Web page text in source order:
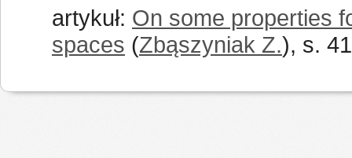
artykuł: On some properties
spaces (Zbąszyniak Z.), s.